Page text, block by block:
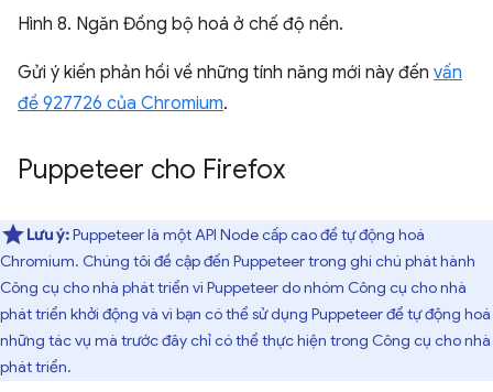
Hình 8. Ngăn Đồng bộ hoá ở chế độ nền.
Gửi ý kiến phản hồi về những tính năng mới này đến vấn
đề 927726 của Chromium.
Puppeteer cho Firefox
Lưu ý:Puppeteer là một API Node cấp cao để tự động hoá
Chromium. Chúng tôi đề cập đến Puppeteer trong ghi chú phát hành
Công cụ cho nhà phát triển vì Puppeteer do nhóm Công cụ cho nhà
phát triển khởi động và vì bạn có thể sử dụng Puppeteer để tự động hoá
những tác vụ mà trước đây chỉ có thể thực hiện trong Công cụ cho nhà
phát triển.